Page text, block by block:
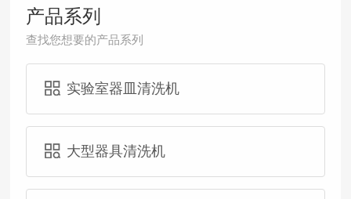
产品系列
查找您想要的产品系列
实验室器皿清洗机
大型器具清洗机